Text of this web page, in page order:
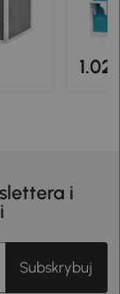
i
Subskrybuj